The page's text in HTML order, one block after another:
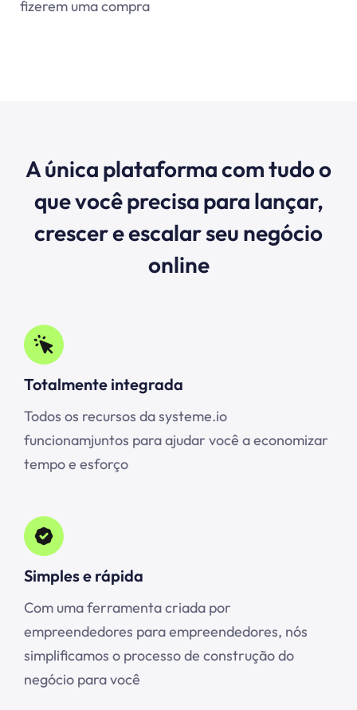
fizerem uma compra
A única plataforma com tudo o
que você precisa para lançar,
crescer e escalar seu negócio
online
Totalmente integrada
Todos os recursos da systeme.io
funcionamjuntos para ajudar você a economizar
tempo e esforço
Simples e rápida
Com uma ferramenta criada por
empreendedores para empreendedores, nós
simplificamos o processo de construção do
negócio para você